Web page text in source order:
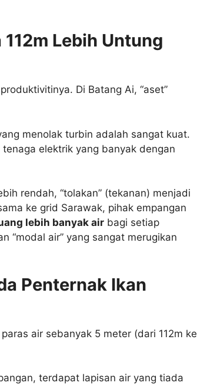
112m Lebih Untung
Di Batang Ai, “aset”
menolak turbin adalah sangat kuat.
elektrik yang banyak dengan
rendah, “tolakan” (tekanan) menjadi
ke grid Sarawak, pihak empangan
lebih banyak air bagi setiap
“modal air” yang sangat merugikan
Penternak Ikan
air sebanyak 5 meter (dari 112m ke
terdapat lapisan air yang tiada